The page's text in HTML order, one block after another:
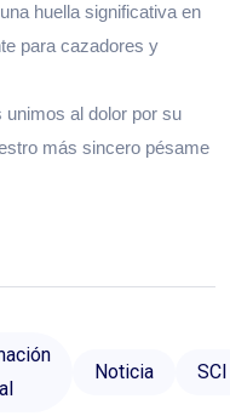
huella significativa en
para cazadores y
unimos al dolor por su
más sincero pésame
Noticia SCI